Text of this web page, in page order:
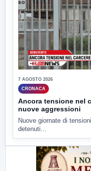
7 AGOSTO 2026
CRONACA
Ancora tensione nel
nuove aggressioni
Nuove giornate di
detenuti...